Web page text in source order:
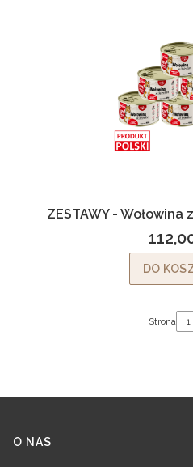
ZESTAWY -
Cena
DO
Strona
Linki w stopce
O NAS